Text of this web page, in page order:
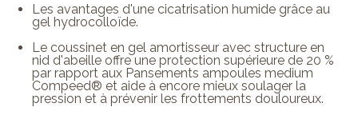
Les avantages d'une cicatrisation humide grâce au
gel hydrocolloïde.
Le coussinet en gel amortisseur avec structure en
nid d'abeille offre une protection supérieure de 20 %
par rapport aux Pansements ampoules medium
Compeed® et aide à encore mieux soulager la
pression et à prévenir les frottements douloureux.